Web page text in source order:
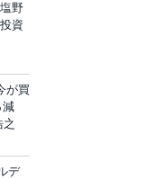
野
資
が買
減
デ